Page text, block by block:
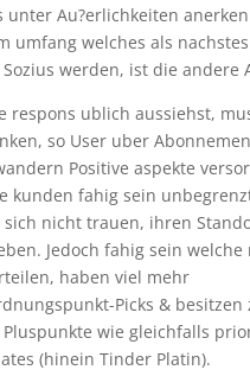
unter Au?erlichkeiten
umfang welches als
werden, ist die andere
respons ublich aussiehst,
so User uber
Positive aspekte
kunden fahig sein
sich nicht trauen, ihren
Jedoch fahig sein welche
haben viel mehr
Picks & besitzen
wie gleichfalls
(hinein Tinder Platin).